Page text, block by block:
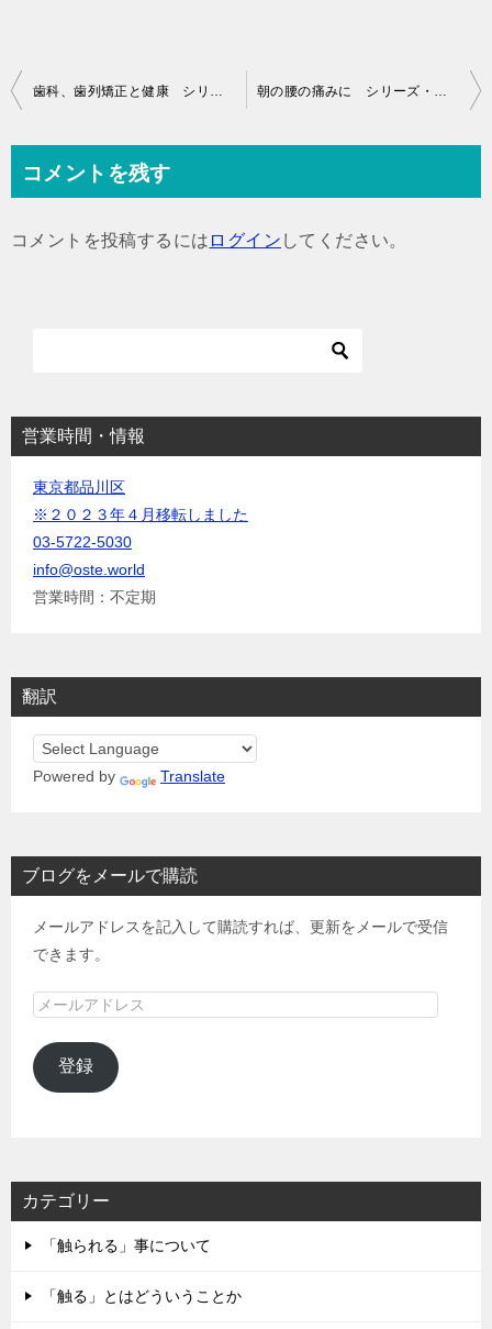
投
ビ
歯科、歯列矯正と健康 シリーズ・オステオパシー 朝の腰の痛みに シリーズ・オステオパシー
コメントを残す
コメントを投稿するには ログイン してください。
営業時間・情報
東京都品川区
※２０２３年４月移転しました
03-5722-5030
info@oste.world
営業時間：不定期
翻訳
Powered by Translate
ブログをメールで購読
メールアドレスを記入して購読すれば、更新をメールで受信
できます。
メ
ル
ア
登録
カテゴリー
「触られる」事について
「触る」とはどういうことか